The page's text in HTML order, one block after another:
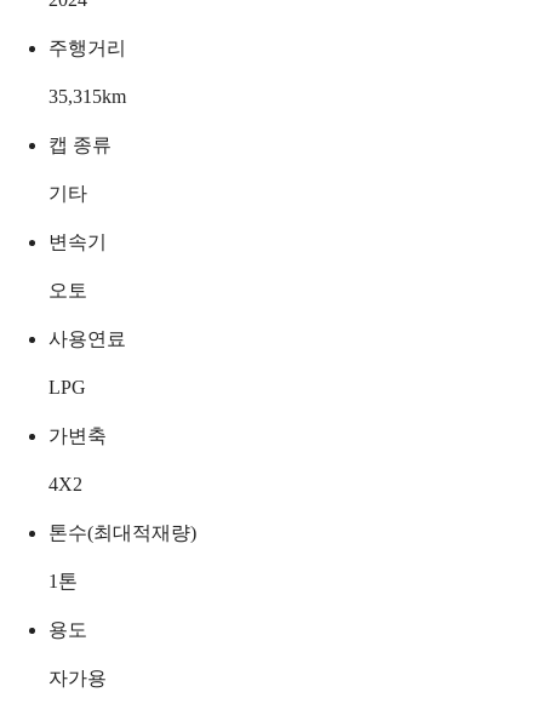
주행거리
35,315km
캡 종류
기타
변속기
오토
사용연료
LPG
가변축
4X2
톤수(최대적재량)
1 톤
용도
자가용